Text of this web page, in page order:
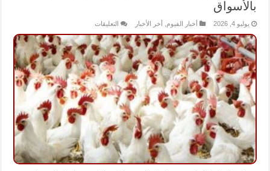
بالأسواق
يوليو 4, 2026 أخبار الفيوم أخر الأخبار التعليقاتعلى
جديد
في
أسعار
الدواجن
اليوم
السبت
بالأسواق
مغلقة